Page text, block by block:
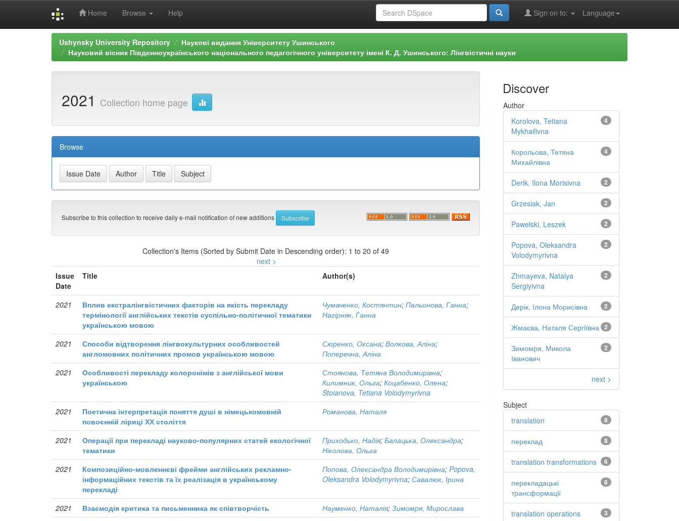
Home Browse Help Language
Sign on to:
Ushynsky University Repository
Наукові видання Університету Ушинського
Науковий вісник Південноукраїнського національного педагогічного університету імені К. Д. Ушинського: Лінгвістичні науки
2021 Collection home page
Browse
Subscribe to this collection to receive daily e-mail notification of new additions
Collection's Items (Sorted by Submit Date in Descending order): 1 to 20 of 49
next >
Issue
Date
Title Author(s)
2021
Вплив екстралінгвістичних факторів на якість перекладу
термінології англійських текстів суспільно-політичної тематики
українською мовою
Чумаченко, Костянтин;Пальонова, Ганна;
Нагірняк, Ганна
2021
Способи відтворення лінгвокультурних особливостей
англомовних політичних промов українською мовою
Сюренко, Оксана;Волкова, Аліна;
Поперечна, Аліна
2021
Особливості перекладу колоронімів з англійської мови
українською
Стоянова, Тетяна Володимирівна;
Килимник, Ольга;Коцабенко, Олена;
Stoianova, Tetiana Volodymyrivna
2021
Поетична інтерпретація поняття душі в німецькомовній
повоєнній ліриці ХХ століття
Романова, Наталя
2021
Операції при перекладі науково-популярних статей екологічної
тематики
Приходько, Надія;Балацька, Олександра;
Ніколова, Ольга
2021
Композиційно-мовленнєві фрейми англійських рекламно-
інформаційних текстів та їх реалізація в українському
перекладі
Попова, Олександра Володимирівна;Popova,
Oleksandra Volodymyrivna;Савалюк, Ірина
2021 Взаємодія критика та письменника як співтворчість Науменко, Наталія;Зимомря, Мирослава
Discover
Author
4
Korolova, Tetiana
Mykhailivna
4
Корольова, Тетяна
Михайлівна
2
Derik, Ilona Morisivna
2
Grzesiak, Jan
2
Pawelski, Leszek
2
Popova, Oleksandra
Volodymyrivna
2
Zhmayeva, Natalya
Sergiyivna
2
Дерік, Ілона Морисівна
2
Жмаєва, Наталя Сергіївна
2
Зимомря, Микола
Іванович
next >
Subject
8
translation
8
переклад
6
translation transformations
6
перекладацькі
трансформації
3
translation operations